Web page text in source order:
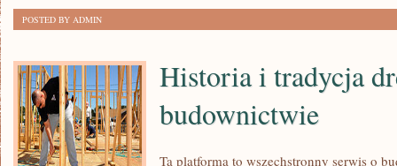
POSTED BY ADMIN
Historia i tradycja
budownictwie
Ta platforma to wszechstronny serwis o